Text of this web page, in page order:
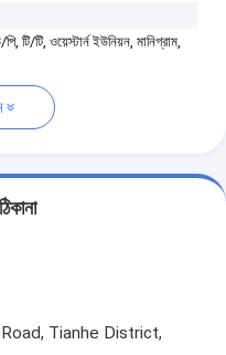
টি/টি, ওয়েস্টার্ন ইউনিয়ন, মানিগ্রাম,
Tianhe District,